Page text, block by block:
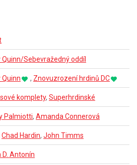
Quinn/Sebevražedný oddíl
Quinn , Znovuzrození hrdinů DC
komplety, Superhrdinské
Palmiotti, Amanda Connerová
Chad Hardin, John Timms
D. Antonín